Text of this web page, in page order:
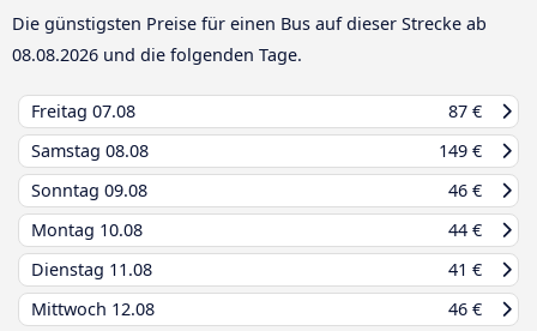
Die günstigsten Preise für einen Bus auf dieser Strecke ab
08.08.2026 und die folgenden Tage.
Freitag 07.08
87 €
Samstag 08.08
149 €
Sonntag 09.08
46 €
Montag 10.08
44 €
Dienstag 11.08
41 €
Mittwoch 12.08
46 €